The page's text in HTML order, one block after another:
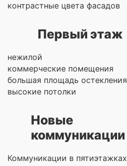
контрастные цвета фасадов
Первый этаж
нежилой
коммерческие помещения
большая площадь остекления
высокие потолки
Новые
коммуникации
Коммуникации в пятиэтажках